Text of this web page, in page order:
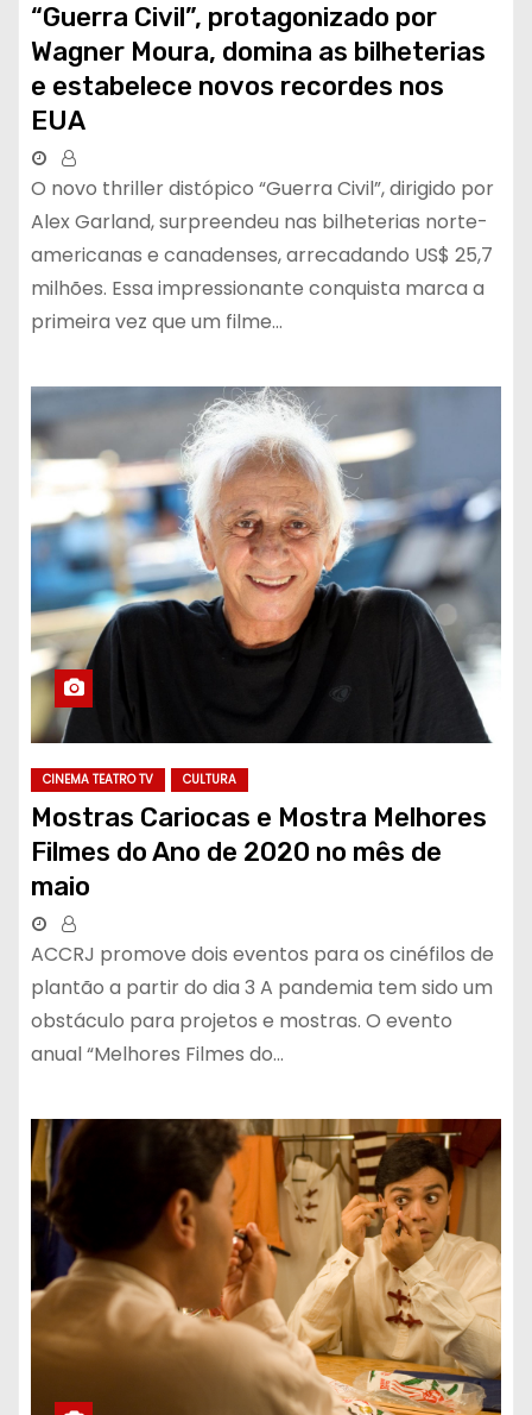
“Guerra Civil”, protagonizado por
Wagner Moura, domina as bilheterias
e estabelece novos recordes nos
EUA
O novo thriller distópico “Guerra Civil”, dirigido por
Alex Garland, surpreendeu nas bilheterias norte-
americanas e canadenses, arrecadando US$ 25,7
milhões. Essa impressionante conquista marca a
primeira vez que um filme…
CINEMA TEATRO TV CULTURA
Mostras Cariocas e Mostra Melhores
Filmes do Ano de 2020 no mês de
maio
ACCRJ promove dois eventos para os cinéfilos de
plantão a partir do dia 3 A pandemia tem sido um
obstáculo para projetos e mostras. O evento
anual “Melhores Filmes do…